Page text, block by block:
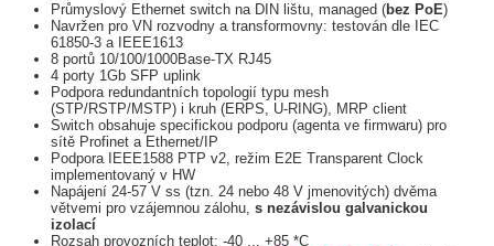
Průmyslový Ethernet switch na DIN lištu, managed (bez PoE)
Navržen pro VN rozvodny a transformovny: testován dle IEC
61850-3 a IEEE1613
8 portů 10/100/1000Base-TX RJ45
4 porty 1Gb SFP uplink
Podpora redundantních topologií typu mesh
(STP/RSTP/MSTP) i kruh (ERPS, U-RING), MRP client
Switch obsahuje specifickou podporu (agenta ve firmwaru) pro
sítě Profinet a Ethernet/IP
Podpora IEEE1588 PTP v2, režim E2E Transparent Clock
implementovaný v HW
Napájení 24-57 V ss (tzn. 24 nebo 48 V jmenovitých) dvěma
větvemi pro vzájemnou zálohu,s nezávislou galvanickou
izolací
Rozsah provozních teplot: -40 ... +85 *C